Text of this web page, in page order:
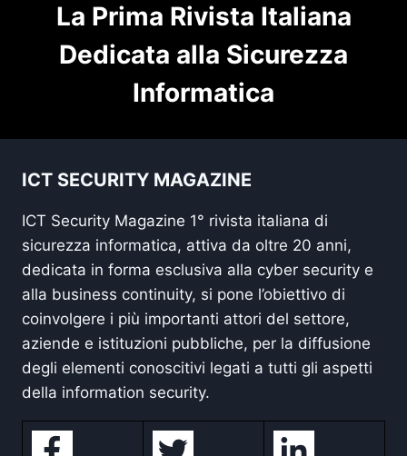
La Prima Rivista Italiana
Dedicata alla Sicurezza
Informatica
ICT SECURITY MAGAZINE
ICT Security Magazine 1° rivista italiana di
sicurezza informatica, attiva da oltre 20 anni,
dedicata in forma esclusiva alla cyber security e
alla business continuity, si pone l’obiettivo di
coinvolgere i più importanti attori del settore,
aziende e istituzioni pubbliche, per la diffusione
degli elementi conoscitivi legati a tutti gli aspetti
della information security.